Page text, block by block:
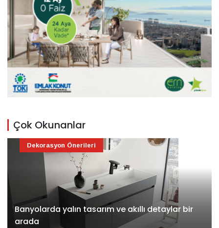
Çok Okunanlar
Banyolarda yalın tasarım ve akıllı detaylar bir
arada
Dekorasyon Önerileri